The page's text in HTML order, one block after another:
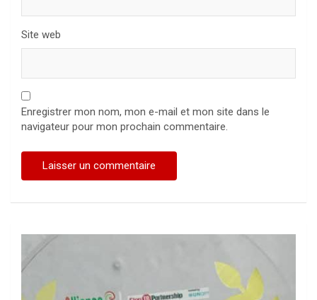
Site web
Enregistrer mon nom, mon e-mail et mon site dans le
navigateur pour mon prochain commentaire.